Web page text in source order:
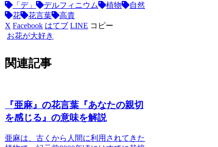
「デ」
デルフィニウム 植物
自然
花
花言葉
高貴
X Facebook はてブ LINE コピー
お花が大好き
関連記事
『亜麻』の花言葉『あなたの親切
を感じる』の意味を解説
亜麻は、古くから人間に利用されてきた